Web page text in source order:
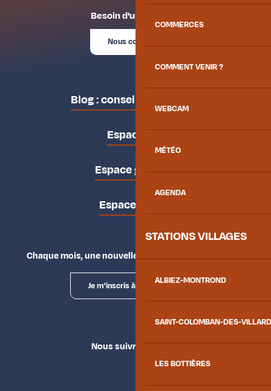
COMMERCES
COMMENT VENIR ?
WEBCAM
MÉTÉO
AGENDA
STATIONS VILLAGES
ALBIEZ-MONTROND
SAINT-COLOMBAN-DES-
LES BOTTIÈRES
Besoin d'un conseil ?
Nous contacter
Blog : conseils des locaux
Espace pro
Espace groupes
Espace presse
Chaque mois, une nouvelle façon d'explorer la vallée.
Je m'inscris à la newsletter
Nous suivre